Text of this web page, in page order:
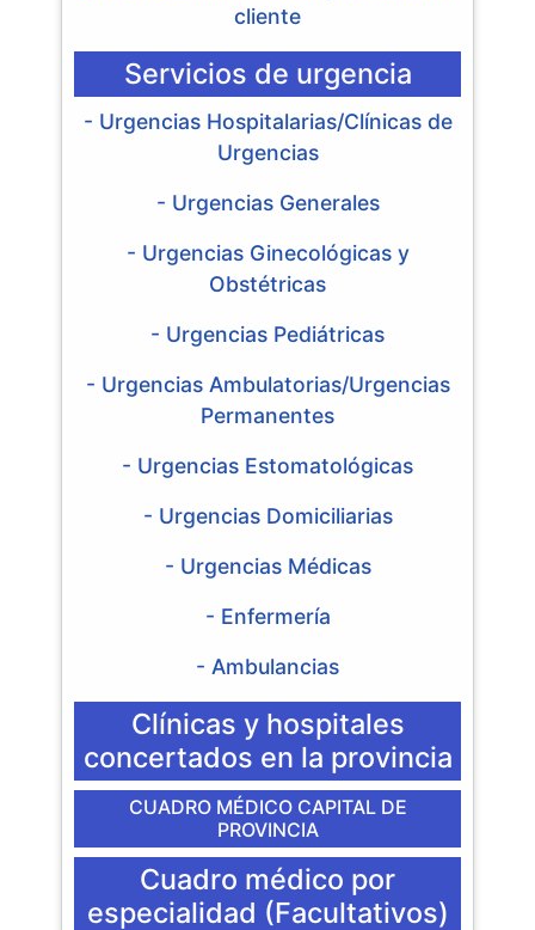
cliente
Servicios de urgencia
- Urgencias Hospitalarias/Clínicas de
Urgencias
- Urgencias Generales
- Urgencias Ginecológicas y
Obstétricas
- Urgencias Pediátricas
- Urgencias Ambulatorias/Urgencias
Permanentes
- Urgencias Estomatológicas
- Urgencias Domiciliarias
- Urgencias Médicas
- Enfermería
- Ambulancias
Clínicas y hospitales
concertados en la provincia
CUADRO MÉDICO CAPITAL DE
PROVINCIA
Cuadro médico por
especialidad (Facultativos)